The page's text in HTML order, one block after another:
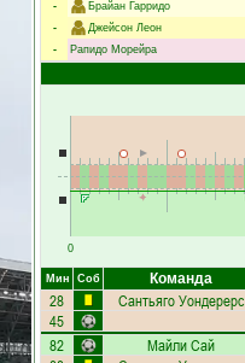
-
Брайан Гарридо
-
Джейсон Леон
-
Рапидо Морейра
0
Мин Соб Команда
28 Сантьяго Уондерерс
45
82 Майли Сай